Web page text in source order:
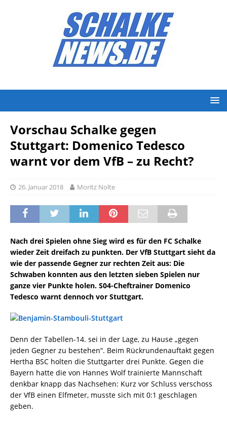
Vorschau Schalke gegen
Stuttgart: Domenico Tedesco
warnt vor dem VfB – zu Recht?
26. Januar 2018 Moritz Nolte
Nach drei Spielen ohne Sieg wird es für den FC Schalke
wieder Zeit dreifach zu punkten. Der VfB Stuttgart sieht da
wie der passende Gegner zur rechten Zeit aus: Die
Schwaben konnten aus den letzten sieben Spielen nur
ganze vier Punkte holen. S04-Cheftrainer Domenico
Tedesco warnt dennoch vor Stuttgart.
Denn der Tabellen-14. sei in der Lage, zu Hause „gegen
jeden Gegner zu bestehen“. Beim Rückrundenauftakt gegen
Hertha BSC holten die Stuttgarter drei Punkte. Gegen die
Bayern hatte die von Hannes Wolf trainierte Mannschaft
denkbar knapp das Nachsehen: Kurz vor Schluss verschoss
der VfB einen Elfmeter, musste sich mit 0:1 geschlagen
geben.